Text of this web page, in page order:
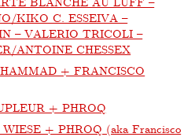
KIKO C. ESSEIVA –
– VALERIO TRICOLI –
ANTOINE CHESSEX
+ FRANCISCO
+ PHROQ
+ PHROQ (aka Francisco